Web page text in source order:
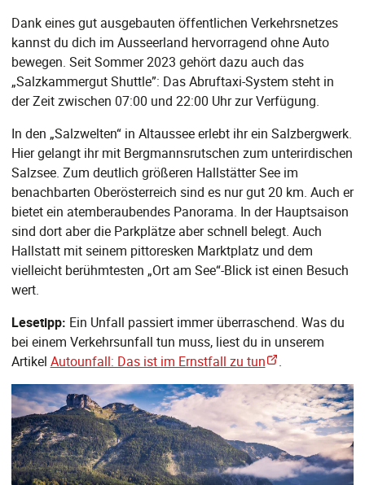
Dank eines gut ausgebauten öffentlichen Verkehrsnetzes
kannst du dich im Ausseerland hervorragend ohne Auto
bewegen. Seit Sommer 2023 gehört dazu auch das
„Salzkammergut Shuttle”: Das Abruftaxi-System steht in
der Zeit zwischen 07:00 und 22:00 Uhr zur Verfügung.
In den „Salzwelten“ in Altaussee erlebt ihr ein Salzbergwerk.
Hier gelangt ihr mit Bergmannsrutschen zum unterirdischen
Salzsee. Zum deutlich größeren Hallstätter See im
benachbarten Oberösterreich sind es nur gut 20 km. Auch er
bietet ein atemberaubendes Panorama. In der Hauptsaison
sind dort aber die Parkplätze aber schnell belegt. Auch
Hallstatt mit seinem pittoresken Marktplatz und dem
vielleicht berühmtesten „Ort am See“-Blick ist einen Besuch
wert.
Lesetipp: Ein Unfall passiert immer überraschend. Was du
bei einem Verkehrsunfall tun muss, liest du in unserem
Artikel Autounfall: Das ist im Ernstfall zu tun .